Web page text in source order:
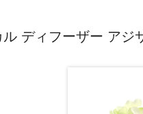
ディフーザー アジ